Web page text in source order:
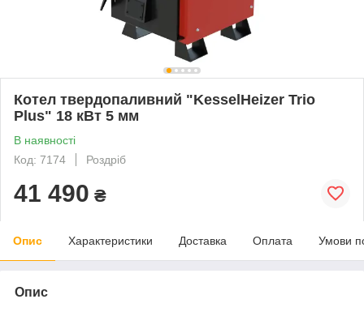
Котел твердопаливний "KesselHeizer Trio
Plus" 18 кВт 5 мм
В наявності
Код: 7174
Роздріб
41 490 ₴
Опис Характеристики Доставка Оплата Умови
Опис